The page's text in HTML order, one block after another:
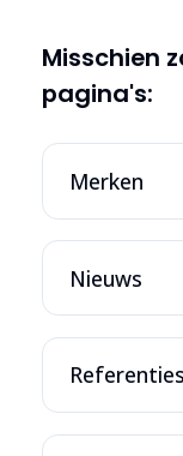
Misschien
pagina's:
Merken
Nieuws
Referenties